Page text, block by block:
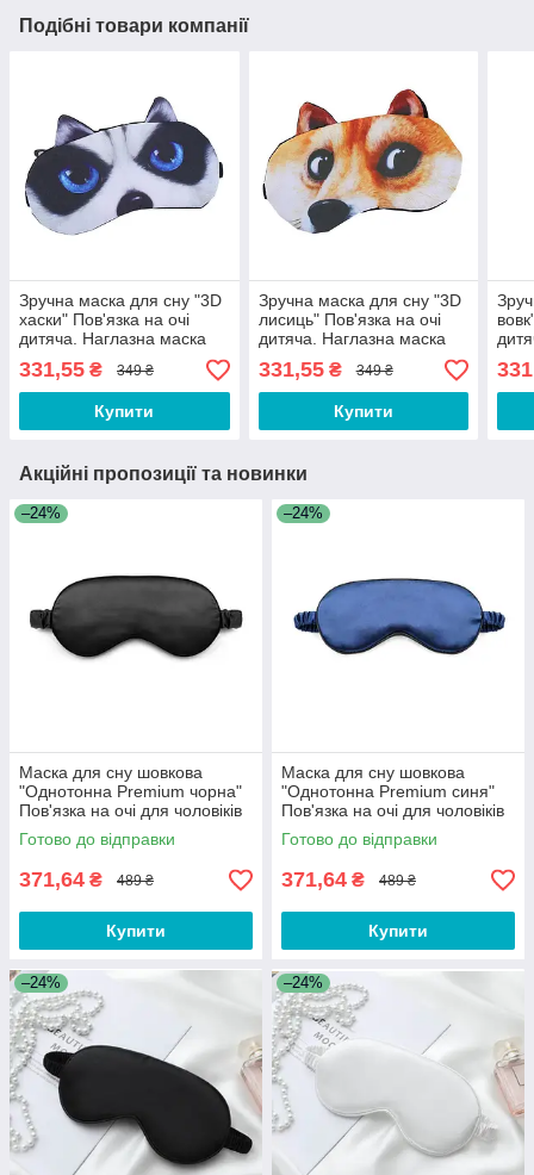
Подібні товари компанії
Зручна маска для сну "3D
хаски" Пов'язка на очі
дитяча. Наглазна маска
жіноча чоловіча
331,55 ₴ 349 ₴
Купити
Зручна маска для сну "3D
лисиць" Пов'язка на очі
дитяча. Наглазна маска
жіноча чоловіча
331,55₴ 349 ₴
Купити
Акційні пропозиції та новинки
–24%
Маска для сну шовкова
"Однотонна Premium чорна"
Пов'язка на очі для чоловіків
жінок
Готово до відправки
371,64 ₴ 489 ₴
Купити
–24%
Маска для сну шовкова
"Однотонна Premium синя"
Пов'язка на очі для чоловіків
жінок
Готово до відправки
371,64 ₴ 489 ₴
Купити
–24% –24%